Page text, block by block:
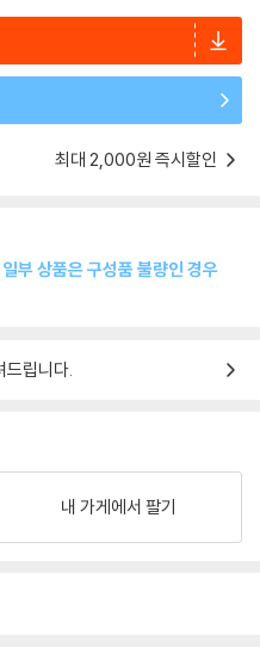
최대 2,000원 즉시할인
부 상품은 구성품 불량인 경우
드립니다.
내 가게에서 팔기